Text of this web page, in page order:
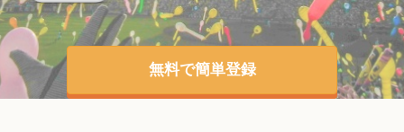
無料で簡単登録